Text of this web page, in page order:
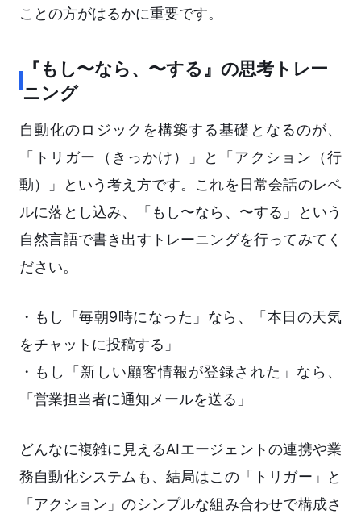
ことの方がはるかに重要です。
『もし〜なら、〜する』の思考トレー
ニング
自動化のロジックを構築する基礎となるのが、
「トリガー（きっかけ）」と「アクション（行
動）」という考え方です。これを日常会話のレベ
ルに落とし込み、「もし〜なら、〜する」という
自然言語で書き出すトレーニングを行ってみてく
ださい。
・もし「毎朝9時になった」なら、「本日の天気
をチャットに投稿する」
・もし「新しい顧客情報が登録された」なら、
「営業担当者に通知メールを送る」
どんなに複雑に見えるAIエージェントの連携や業
務自動化システムも、結局はこの「トリガー」と
「アクション」のシンプルな組み合わせで構成さ